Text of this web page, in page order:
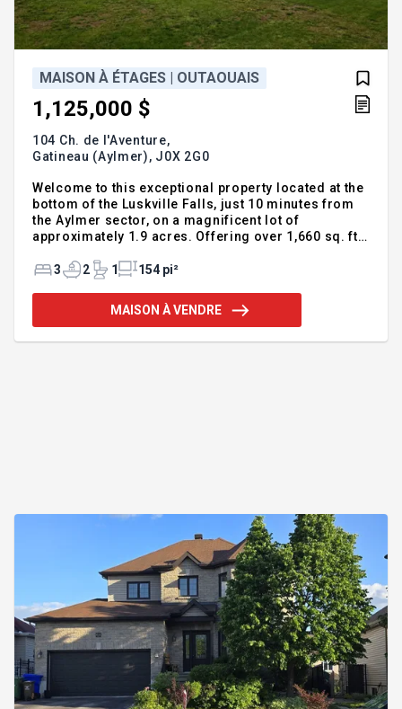
MAISON À ÉTAGES | OUTAOUAIS
1,125,000 $
104 Ch. de l'Aventure,
Gatineau (Aylmer), J0X 2G0
Welcome to this exceptional property located at the
bottom of the Luskville Falls, just 10 minutes from
the Aylmer sector, on a magnificent lot of
approximately 1.9 acres. Offering over 1,660 sq. ft.
of more than 1,400 sq. ft., this home features bright
kitchen with granite countertops, inviting open-
concept layout, and a triple-door garage (1,108 sq.
3 2 1 154 pi²
MAISON À VENDRE